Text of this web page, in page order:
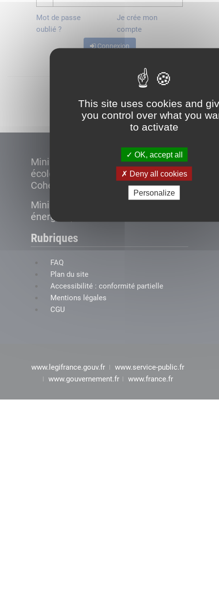
This site uses cookies and
you control over what you
to activate
OK, accept all
Deny all cookies
Personalize
Mot de passe
oublié ?
Je crée mon
compte
Connexion
Ministère de la Transition
écologique et de la
Cohésion des territoires
Ministère de la Transition
énergétique
Rubriques
FAQ
Plan du site
Accessibilité : conformité partielle
Mentions légales
CGU
www.legifrance.gouv.fr
www.service-public.fr
www.gouvernement.fr
www.france.fr